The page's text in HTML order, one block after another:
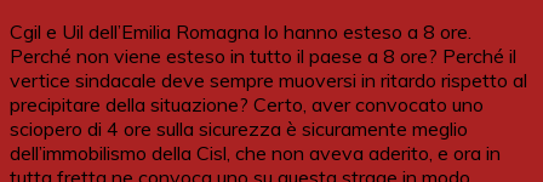
Cgil e Uil dell’Emilia Romagna lo hanno esteso a 8 ore.
Perché non viene esteso in tutto il paese a 8 ore? Perché il
vertice sindacale deve sempre muoversi in ritardo rispetto al
precipitare della situazione? Certo, aver convocato uno
sciopero di 4 ore sulla sicurezza è sicuramente meglio
dell’immobilismo della Cisl, che non aveva aderito, e ora in